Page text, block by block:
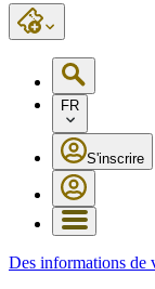
FR
S'inscrire
Des informations de